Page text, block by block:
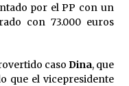
Amigo Vallejo
por la Feria de
28 de abril al 8 de mayo
por el PP con un
con 73.000 euros
caso Dina, que
que el vicepresidente